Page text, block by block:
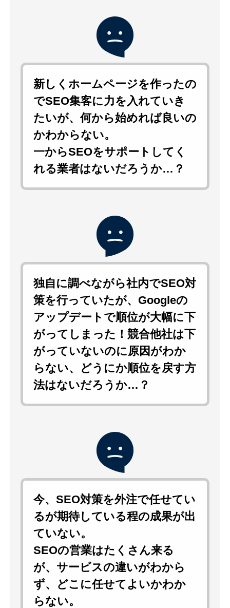
新しくホームページを作ったの
でSEO集客に力を入れていき
たいが、何から始めれば良いの
かわからない。
一からSEOをサポートしてく
れる業者はないだろうか…？
独自に調べながら社内でSEO対
策を行っていたが、Googleの
アップデートで順位が大幅に下
がってしまった！競合他社は下
がっていないのに原因がわか
らない、どうにか順位を戻す方
法はないだろうか…？
今、SEO対策を外注で任せてい
るが期待している程の成果が出
ていない。
SEOの営業はたくさん来る
が、サービスの違いがわから
ず、どこに任せてよいかわか
らない。